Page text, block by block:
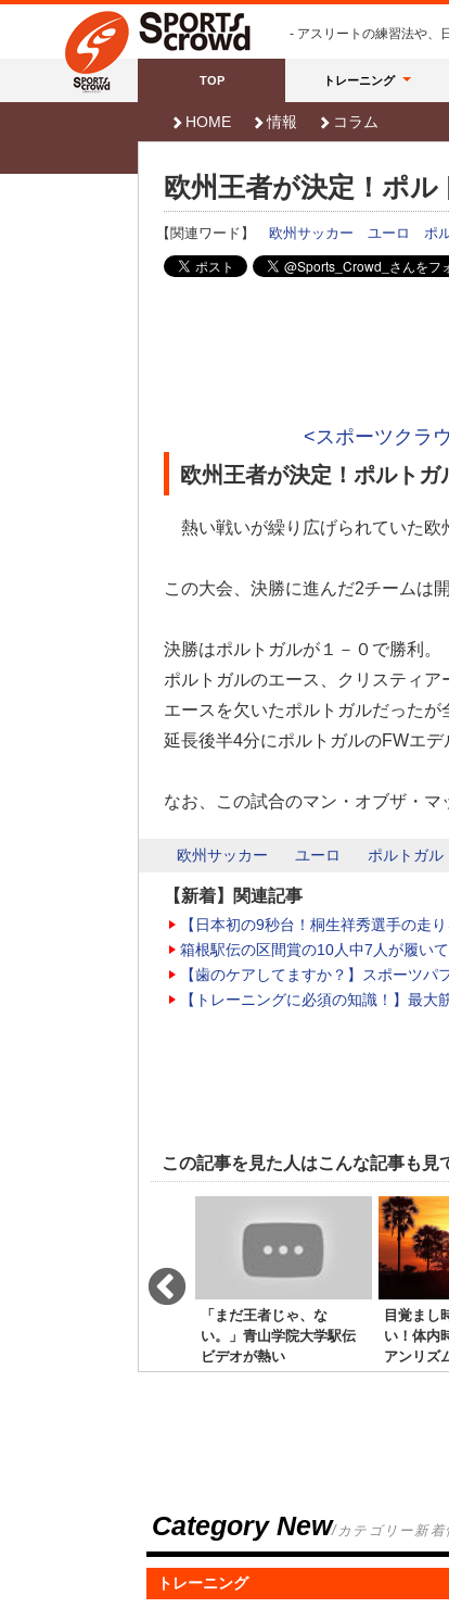
- アスリートの練習法や、
TOP トレーニング
HOME 情報 コラム
欧州王者が決定！ポル
【関連ワード】 欧州サッカー ユーロ ポ
<スポーツクラ
欧州王者が決定！ポルトガ
熱い戦いが繰り広げられていた欧
この大会、決勝に進んだ2チームは
決勝はポルトガルが１－０で勝利。
ポルトガルのエース、クリスティア
エースを欠いたポルトガルだったが
延長後半4分にポルトガルのFWエデ
なお、この試合のマン・オブザ・マ
欧州サッカー ユーロ ポルトガル
【新着】関連記事
【日本初の9秒台！桐生祥秀選手の走
箱根駅伝の区間賞の10人中7人が履い
【歯のケアしてますか？】スポーツ
【トレーニングに必須の知識！】最大
この記事を見た人はこんな記事も見
「まだ王者じゃ、な
い。」青山学院大学駅伝
ビデオが熱い
目覚まし
い！体内
アンリズ
う！
Category New/カテゴリー新着
トレーニング